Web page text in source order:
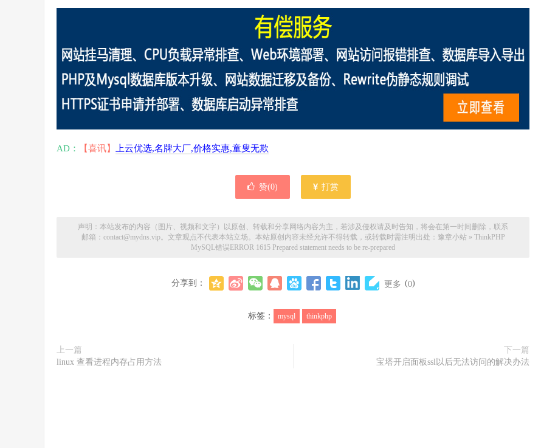
AD： 【喜讯】 上云优选,名牌大厂,价格实惠,童叟无欺
赞(0) 打赏
声明：本站发布的内容（图片、视频和文字）以原创、转载和分享网络内容为主，若涉及侵权请及时告知，将会在第一时间删除，联系
邮箱：contact@mydns.vip。文章观点不代表本站立场。本站原创内容未经允许不得转载，或转载时需注明出处： 豫章小站» ThinkPHP
MySQL错误ERROR 1615 Prepared statement needs to be re-prepared
分享到： 更多 (0)
标签： mysql thinkphp
上一篇
linux 查看进程内存占用方法
下一篇
宝塔开启面板ssl以后无法访问的解决办法